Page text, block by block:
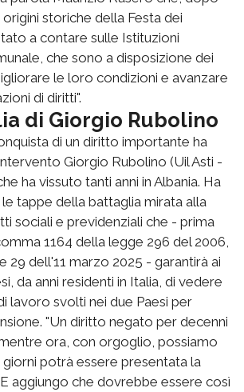
storiche della Festa dei
a contare sulle Istituzioni
che sono a disposizione dei
le loro condizioni e avanzare
di diritti".
di Giorgio Rubolino
di un diritto importante ha
Giorgio Rubolino (Uil Asti -
ha vissuto tanti anni in Albania. Ha
tappe della battaglia mirata alla
sociali e previdenziali che - prima
1164 della legge 296 del 2006,
29 dell'11 marzo 2025 - garantirà ai
da anni residenti in Italia, di vedere
lavoro svolti nei due Paesi per
"Un diritto negato per decenni
ora, con orgoglio, possiamo
giorni potrà essere presentata la
aggiungo che dovrebbe essere così